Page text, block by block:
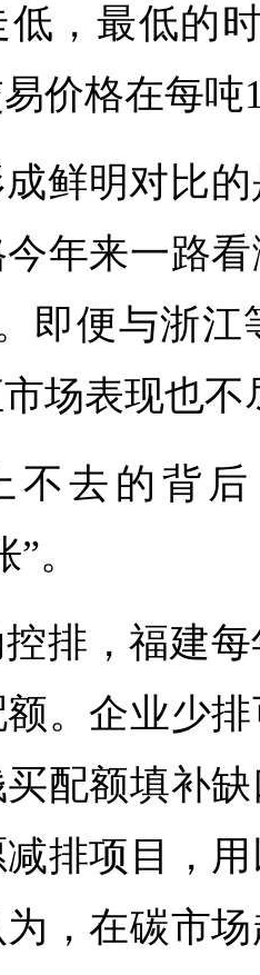
，最低的
价格在每吨
鲜明对比
年来一路
即便与浙
场表现也不
不去的背
。
排，福建
。企业少
配额填补
排项目，
，在碳市